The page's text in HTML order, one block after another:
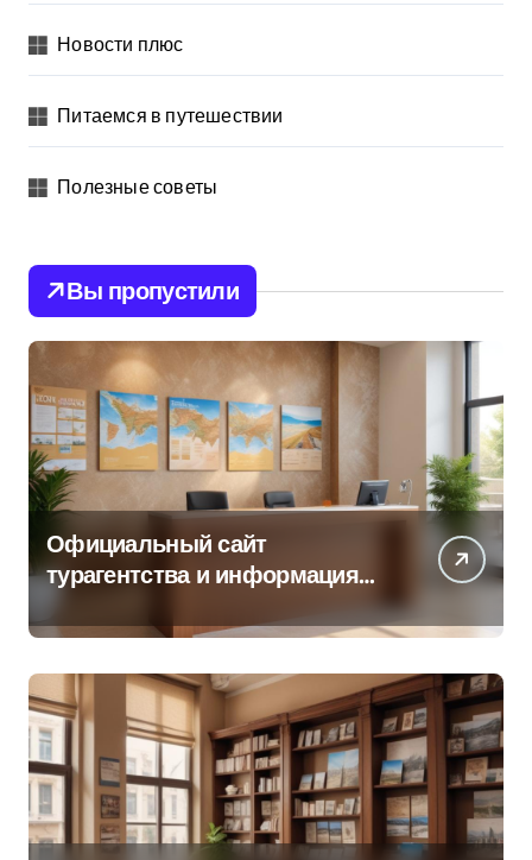
Новости плюс
Питаемся в путешествии
Полезные советы
Вы пропустили
Официальный сайт
турагентства и информация